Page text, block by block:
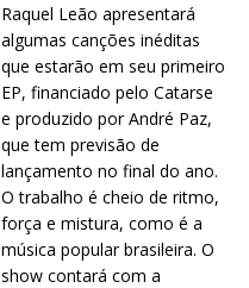
Raquel Leão apresentará
algumas canções inéditas
que estarão em seu primeiro
EP, financiado pelo Catarse
e produzido por André Paz,
que tem previsão de
lançamento no final do ano.
O trabalho é cheio de ritmo,
força e mistura, como é a
música popular brasileira. O
show contará com a